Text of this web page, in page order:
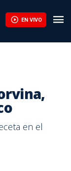
EN VIVO
en el